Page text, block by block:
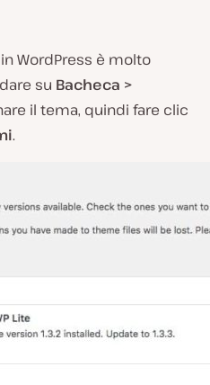
WordPress è molto
su Bacheca >
il tema, quindi fare clic
.